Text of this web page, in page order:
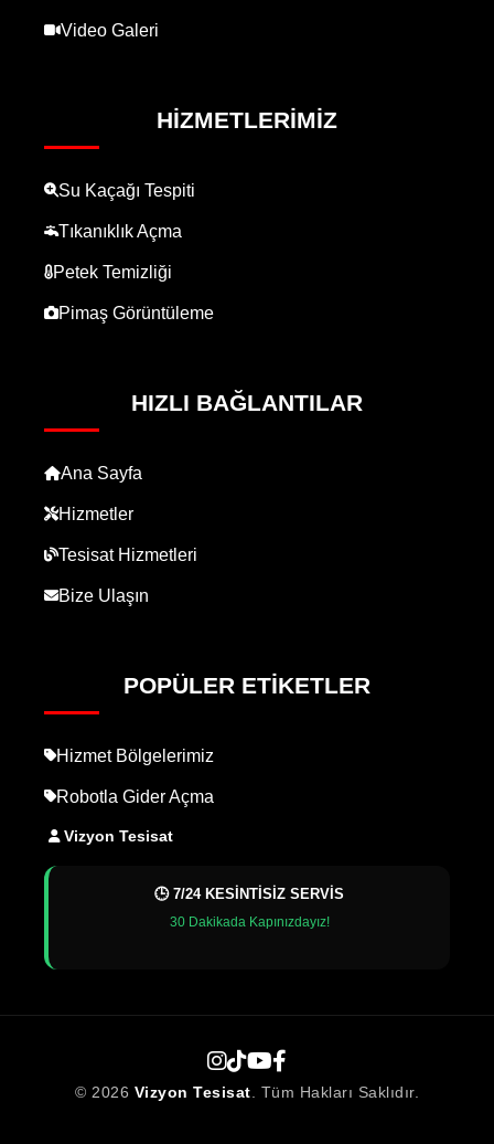
Video Galeri
HIZMETLERIMIZ
Su Kaçağı Tespiti
Tıkanıklık Açma
Petek Temizliği
Pimaş Görüntüleme
HIZLI BAĞLANTILAR
Ana Sayfa
Hizmetler
Tesisat Hizmetleri
Bize Ulaşın
POPÜLER ETIKETLER
Hizmet Bölgelerimiz
Robotla Gider Açma
Vizyon Tesisat
🕒 7/24 KESİNTİSİZ SERVİS
30 Dakikada Kapınızdayız!
© 2026 Vizyon Tesisat . Tüm Hakları Saklıdır.